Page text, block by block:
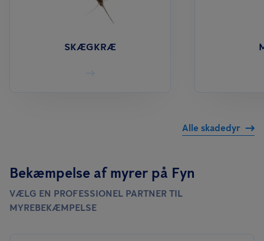
SKÆGKRÆ
Alle skadedyr
Bekæmpelse af myrer på Fyn
VÆLG EN PROFESSIONEL PARTNER TIL
MYREBEKÆMPELSE